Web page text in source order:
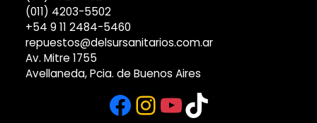
(011) 4203-5502
+54 9 11 2484-5460
repuestos@delsursanitarios.com.ar
Av. Mitre 1755
Avellaneda, Pcia. de Buenos Aires
Facebook
Instagram
YouTube
TikTok